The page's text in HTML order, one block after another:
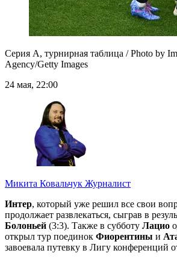
Серия А, турнирная таблица / Photo by
Agency/Getty Images
24 мая, 22:00
Микита Ковальчук Журналист
Интер, который уже решил все свои
продолжает развлекаться, сыграв в
Болоньей (3:3). Также в субботу Лацио
открыл тур поединок Фиорентины и
завоевала путевку в Лигу конференций